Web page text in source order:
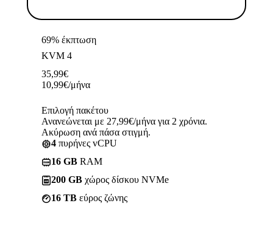
69% έκπτωση
KVM 4
35,99€
10,99€/μήνα
Επιλογή πακέτου
Ανανεώνεται με 27,99€/μήνα για 2 χρόνια.
Ακύρωση ανά πάσα στιγμή.
4 πυρήνες vCPU
16 GB RAM
200 GB χώρος δίσκου NVMe
16 TB εύρος ζώνης